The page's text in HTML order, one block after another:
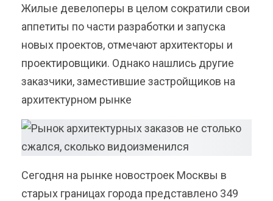
Жилые девелоперы в целом сократили свои
аппетиты по части разработки и запуска
новых проектов, отмечают архитекторы и
проектировщики. Однако нашлись другие
заказчики, заместившие застройщиков на
архитектурном рынке
Сегодня на рынке новостроек Москвы в
старых границах города представлено 349